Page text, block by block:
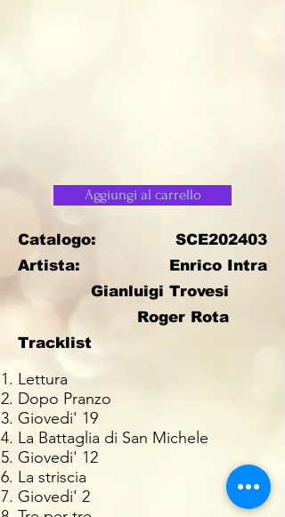
Aggiungi al carrello
Catalogo:
SCE202403
Artista:
Enrico Intra
Gianluigi Trovesi
Roger Rota
Tracklist
Lettura
Dopo Pranzo
Giovedi' 19
La Battaglia di San Michele
Giovedi' 12
La striscia
Giovedi' 2